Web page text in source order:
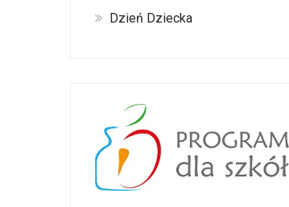
Dzień Dziecka